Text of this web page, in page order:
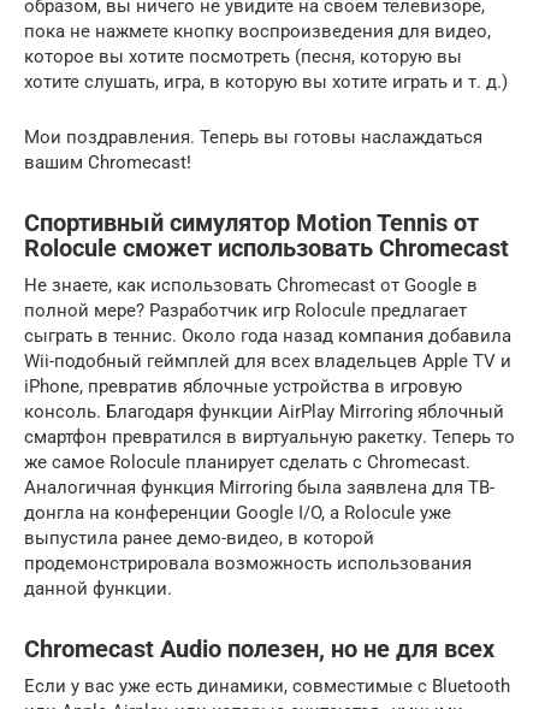
образом, вы ничего не увидите на своем телевизоре,
пока не нажмете кнопку воспроизведения для видео,
которое вы хотите посмотреть (песня, которую вы
хотите слушать, игра, в которую вы хотите играть и т. д.)
Мои поздравления. Теперь вы готовы наслаждаться
вашим Chromecast!
Спортивный симулятор Motion Tennis от
Rolocule сможет использовать Chromecast
Не знаете, как использовать Chromecast от Google в
полной мере? Разработчик игр Rolocule предлагает
сыграть в теннис. Около года назад компания добавила
Wii-подобный геймплей для всех владельцев Apple TV и
iPhone, превратив яблочные устройства в игровую
консоль. Благодаря функции AirPlay Mirroring яблочный
смартфон превратился в виртуальную ракетку. Теперь то
же самое Rolocule планирует сделать с Chromecast.
Аналогичная функция Mirroring была заявлена для ТВ-
донгла на конференции Google I/O, а Rolocule уже
выпустила ранее демо-видео, в которой
продемонстрировала возможность использования
данной функции.
Chromecast Audio полезен, но не для всех
Если у вас уже есть динамики, совместимые с Bluetooth